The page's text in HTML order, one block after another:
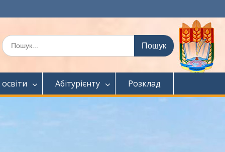
Шукати:
Абітурієнту Розклад